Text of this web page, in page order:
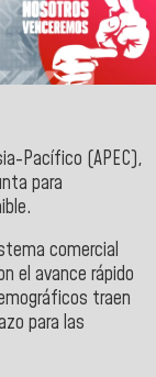
Pacífico (APEC),
para
comercial
el avance rápido
traen
para las